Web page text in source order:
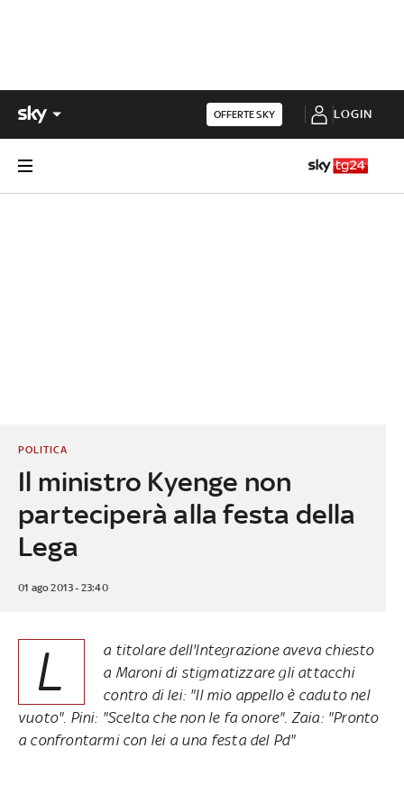
OFFERTE SKY LOGIN
Il ministro Kyenge non
parteciperà alla festa della
Lega
POLITICA
01 ago 2013 - 23:40
L
a titolare dell'Integrazione aveva chiesto
a Maroni di stigmatizzare gli attacchi
contro di lei: "Il mio appello è caduto nel
vuoto". Pini: "Scelta che non le fa onore". Zaia: "Pronto
a confrontarmi con lei a una festa del Pd"